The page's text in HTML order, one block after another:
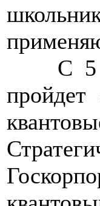
С 5